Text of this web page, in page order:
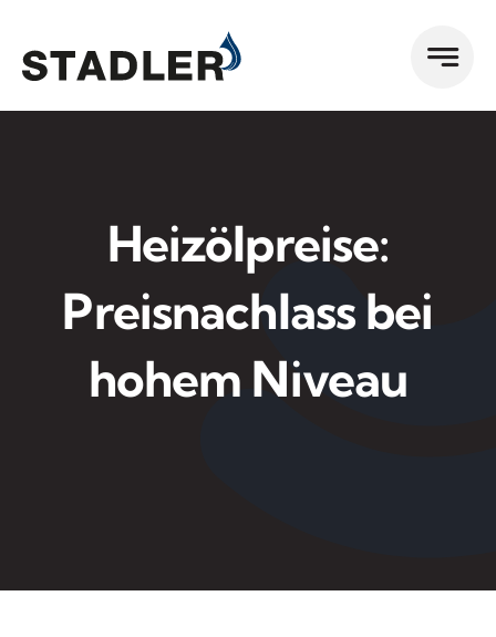
Inhalt
springen
Heizölpreise:
Preisnachlass bei
hohem Niveau